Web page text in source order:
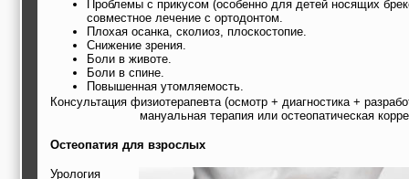
Проблемы с прикусом (особенно для детей носящих
совместное лечение с ортодонтом.
Плохая осанка, сколиоз, плоскостопие.
Снижение зрения.
Боли в животе.
Боли в спине.
Повышенная утомляемость.
Консультация физиотерапевта (осмотр + диагностика +
мануальная терапия или остеопатическая
Остеопатия для взрослых
Урология